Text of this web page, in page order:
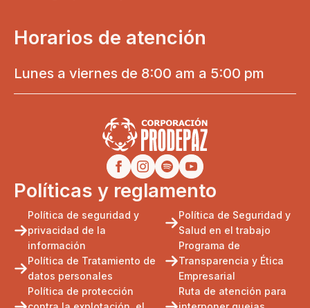
Horarios de atención
Lunes a viernes de 8:00 am a 5:00 pm
Políticas y reglamento
Política de seguridad y
privacidad de la
información
Política de Tratamiento de
datos personales
Política de protección
Política de Seguridad y
Salud en el trabajo
Programa de
Transparencia y Ética
Empresarial
Ruta de atención para